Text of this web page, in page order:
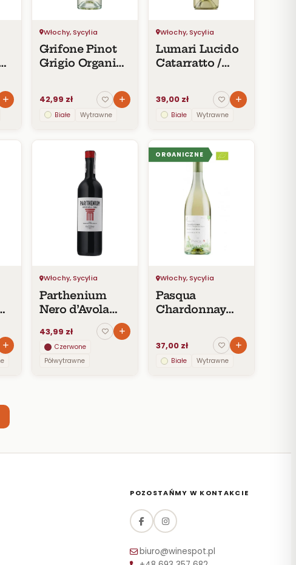
Włochy, Sycylia
Grifone Pinot
Grigio Organic
42,99 zł
Białe Wytrawne
Włochy, Sycylia
Lumari Lucido
Catarratto /
Terre Siciliane
39,00 zł
Białe Wytrawne
Włochy, Sycylia
Parthenium
Nero d’Avola
43,99 zł
Czerwone
Półwytrawne
ORGANICZNE
Włochy, Sycylia
Pasqua
Chardonnay
37,00 zł
Białe Wytrawne
POZOSTAŃMY W KONTAKCIE
biuro@winespot.pl